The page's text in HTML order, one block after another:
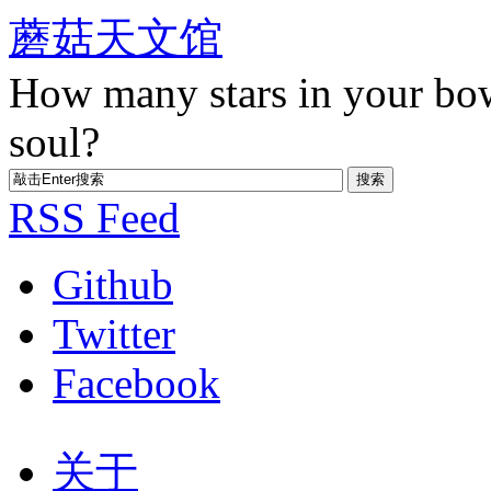
蘑菇天文馆
How many stars in your
soul?
RSS Feed
Github
Twitter
Facebook
关于